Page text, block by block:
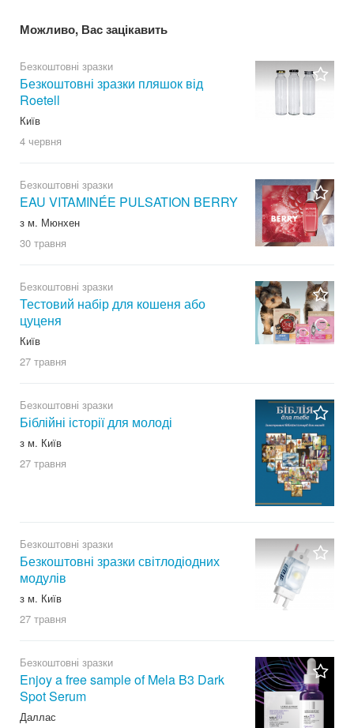
Можливо, Вас зацікавить
Безкоштовні зразки
Безкоштовні зразки пляшок від
Roetell
Київ
4 червня
Безкоштовні зразки
EAU VITAMINÉE PULSATION BERRY
з м. Мюнхен
30 травня
Безкоштовні зразки
Тестовий набір для кошеня або
цуценя
Київ
27 травня
Безкоштовні зразки
Біблійні історії для молоді
з м. Київ
27 травня
Безкоштовні зразки
Безкоштовні зразки світлодіодних
модулів
з м. Київ
27 травня
Безкоштовні зразки
Enjoy a free sample of Mela B3 Dark
Spot Serum
Даллас